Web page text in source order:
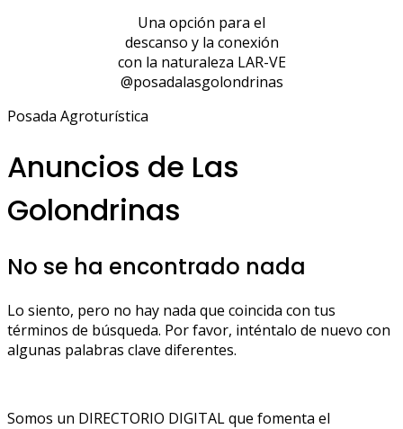
Una opción para el
descanso y la conexión
con la naturaleza LAR-VE
@posadalasgolondrinas
Posada Agroturística
Anuncios de Las
Golondrinas
No se ha encontrado nada
Lo siento, pero no hay nada que coincida con tus
términos de búsqueda. Por favor, inténtalo de nuevo con
algunas palabras clave diferentes.
Somos un DIRECTORIO DIGITAL que fomenta el